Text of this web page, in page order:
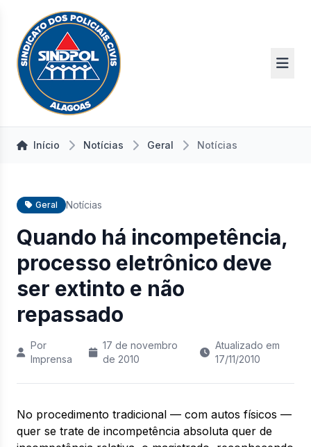
Início Notícias Geral Notícias
Geral Notícias
Quando há incompetência,
processo eletrônico deve
ser extinto e não
repassado
Por
Imprensa
17 de novembro
de 2010
Atualizado em
17/11/2010
No procedimento tradicional — com autos físicos —
quer se trate de incompetência absoluta quer de